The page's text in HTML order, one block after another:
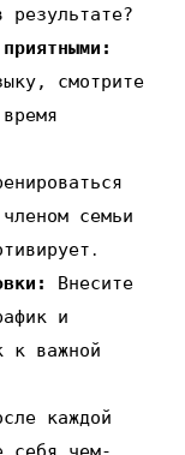
смотрите
семьи
Внесите
и
к важной
каждой